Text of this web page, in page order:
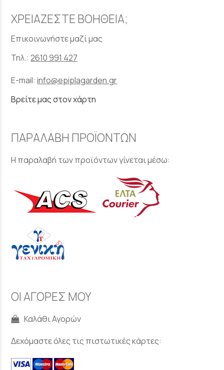
ΧΡΕΙΑΖΕΣΤΕ ΒΟΗΘΕΙΑ;
Επικοινωνήστε μαζί μας
Τηλ.:2610 991 427
E-mail:info@epiplagarden.gr
Βρείτε μας στον χάρτη
ΠΑΡΑΛΑΒΗ ΠΡΟΪΟΝΤΩΝ
Η παραλαβή των προϊόντων γίνεται μέσω:
ΟΙ ΑΓΟΡΕΣ ΜΟΥ
Καλάθι Αγορών
Δεχόμαστε όλες τις πιστωτικές κάρτες: